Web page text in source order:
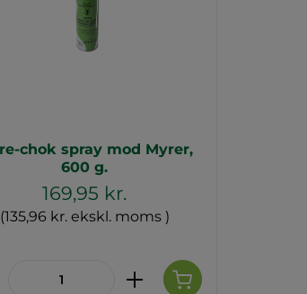
chok spray mod Myrer,
600 g.
169,95 kr.
(135,96 kr. ekskl. moms )
Indtast den